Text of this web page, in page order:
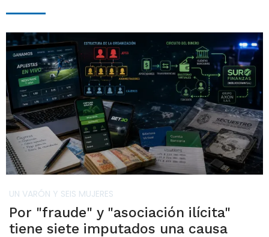
UN VARÓN Y SEIS MUJERES
Por "fraude" y "asociación ilícita"
tiene siete imputados una causa